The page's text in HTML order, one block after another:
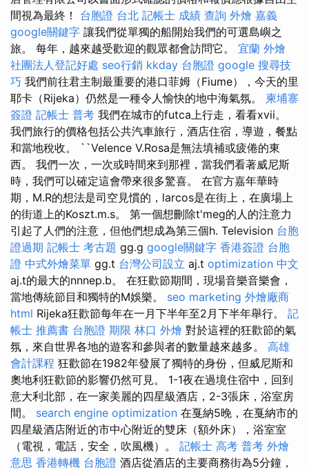
間視為最終！ 台胞證 台北 記帳士 成績 查詢 外燴 嘉義
google關鍵字 讓我們從單獨的船開始我們的可選島嶼之
旅。 每年，越來越受歡迎的觀眾都會訪問它。 宜蘭 外燴
社團法人登記好處 seo行銷 kkday 台胞證 google 搜尋技
巧 我們前往君主制最重要的港口菲姆（Fiume），今天的里
耶卡（Rijeka）仍然是一種令人愉快的地中海氣氛。 柬埔寨
簽證 記帳士 普考 我們在城市的futca上行走，看看xvii。
我們旅行的價格包括公共汽車旅行，酒店住宿，導遊，餐點
和當地稅收。 ``Velence V.Rosa是無法填補或疲倦的東
西。 我們一次，一次或時間來到那裡，當我們看著威尼斯
時，我們可以確定這會帶來很多驚喜。 在官方嘉年華時
期，M.R的想法是司空見慣的，larcos是在街上，在廣場上
的街道上的Koszt.m.s。 第一個想刪除t'meg的人的注意力
引起了人們的注意，但他們想成為第三個h. Television 台胞
證過期 記帳士 考古題 gg.g google關鍵字 香港簽證 台胞
證 中式外燴菜單 gg.t 台灣公司設立 aj.t optimization 中文
aj.t的最大的nnnep.b。 在狂歡節期間，現場音樂音樂會，
當地傳統節目和獨特的M娛樂。 seo marketing 外燴廠商
html Rijeka狂歡節每年在一月下半年至2月下半年舉行。 記
帳士 推薦書 台胞證 期限 林口 外燴 對於這裡的狂歡節的氣
氛，來自世界各地的遊客和參與者的數量越來越多。 高雄
會計課程 狂歡節在1982年發展了獨特的身份，但威尼斯和
奧地利狂歡節的影響仍然可見。 1-1夜在過境住宿中，回到
意大利北部，在一家美麗的四星級酒店，2-3張床，浴室房
間。 search engine optimization 在戛納5晚，在戛納市的
四星級酒店附近的市中心附近的雙床（額外床），浴室室
（電視，電話，安全，吹風機）。 記帳士 高考 普考 外燴
意思 香港轉機 台胞證 酒店從酒店的主要商務街為5分鐘，